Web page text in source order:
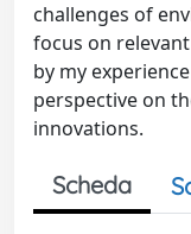
challenges of
focus on
by my
perspective on
innovations.
Scheda